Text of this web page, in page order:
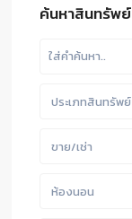
ค้นหาสินทรัพย์
ประเภทสินทรัพย์
ขาย/เช่า
ห้องนอน